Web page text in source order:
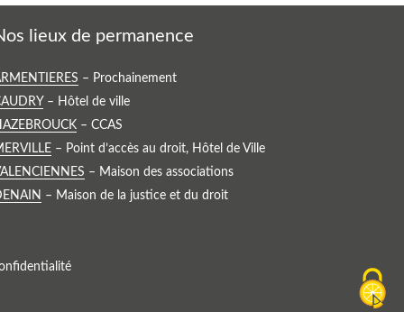
lieux de permanence
– Prochainement
– Hôtel de ville
– CCAS
– Point d’accès au droit, Hôtel de Ville
– Maison des associations
– Maison de la justice et du droit